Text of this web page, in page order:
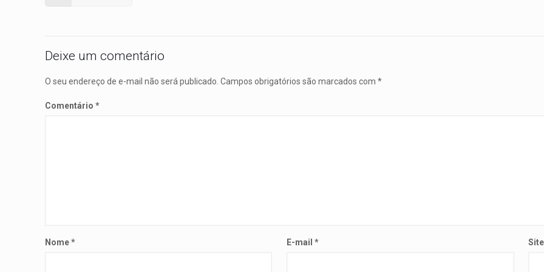
Deixe um comentário
O seu endereço de e-mail não será publicado. Campos obrigatórios são marcados com*
Comentário*
Nome* E-mail* Site